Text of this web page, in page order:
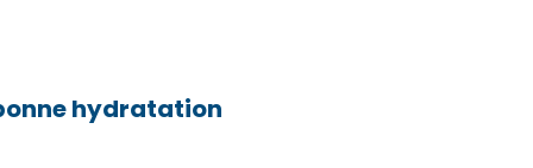
hydratation